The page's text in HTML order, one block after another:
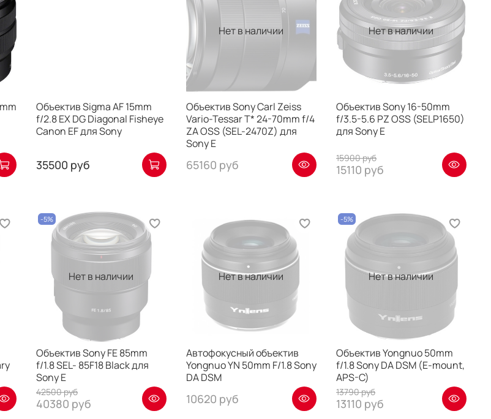
Объектив Sigma AF 15mm
f/2.8 EX DG Diagonal Fisheye
Canon EF для Sony
35500 руб
Нет в наличии
Объектив Sony Carl Zeiss
Vario-Tessar T* 24-70mm f/4
ZA OSS (SEL-2470Z) для
Sony E
65160 руб
Нет в наличии
Объектив Sony 16-50mm
f/3.5-5.6 PZ OSS (SELP1650)
для Sony E
15900 руб
15110 руб
Нет в наличии
-5%
Объектив Sony FE 85mm
f/1.8 SEL- 85F18 Black для
Sony E
42500 руб
40380 руб
Нет в наличии
Автофокусный объектив
Yongnuo YN 50mm F/1.8 Sony
DA DSM
10620 руб
Нет в наличии
-5%
Объектив Yongnuo 50mm
f/1.8 Sony DA DSM (E-mount,
APS-C)
13790 руб
13110 руб